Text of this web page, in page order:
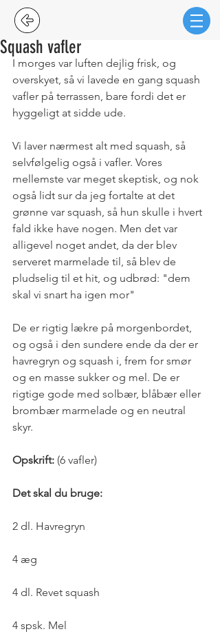
Squash vafler
I morges var luften dejlig frisk, og
overskyet, så vi lavede en gang squash
vafler på terrassen, bare fordi det er
hyggeligt at sidde ude.
Vi laver nærmest alt med squash, så
selvfølgelig også i vafler. Vores
mellemste var meget skeptisk, og nok
også lidt sur da jeg fortalte at det
grønne var squash, så hun skulle i hvert
fald ikke have nogen. Men det var
alligevel noget andet, da der blev
serveret marmelade til, så blev de
pludselig til et hit, og udbrød: "dem
skal vi snart ha igen mor"
De er rigtig lækre på morgenbordet,
og også i den sundere ende da der er
havregryn og squash i, frem for smør
og en masse sukker og mel. De er
rigtige gode med solbær, blåbær eller
brombær marmelade og en neutral
skyr.
Opskrift: (6 vafler)
Det skal du bruge:
2 dl. Havregryn
4 æg
4 dl. Revet squash
4 spsk. Mel